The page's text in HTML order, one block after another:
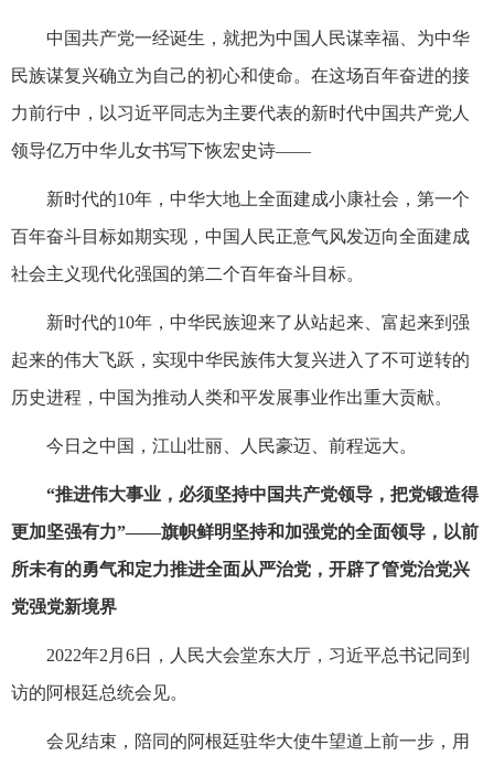
中国共产党一经诞生，就把为中国人民谋幸福、为中华
民族谋复兴确立为自己的初心和使命。在这场百年奋进的接
力前行中，以习近平同志为主要代表的新时代中国共产党人
领导亿万中华儿女书写下恢宏史诗——
新时代的10年，中华大地上全面建成小康社会，第一个
百年奋斗目标如期实现，中国人民正意气风发迈向全面建成
社会主义现代化强国的第二个百年奋斗目标。
新时代的10年，中华民族迎来了从站起来、富起来到强
起来的伟大飞跃，实现中华民族伟大复兴进入了不可逆转的
历史进程，中国为推动人类和平发展事业作出重大贡献。
今日之中国，江山壮丽、人民豪迈、前程远大。
“推进伟大事业，必须坚持中国共产党领导，把党锻造得
更加坚强有力”——旗帜鲜明坚持和加强党的全面领导，以前
所未有的勇气和定力推进全面从严治党，开辟了管党治党兴
党强党新境界
2022年2月6日，人民大会堂东大厅，习近平总书记同到
访的阿根廷总统会见。
会见结束，陪同的阿根廷驻华大使牛望道上前一步，用